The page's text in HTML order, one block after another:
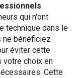
qui n'ont
technique dans le
ne bénéficiez
éviter cette
votre choix en
Cette